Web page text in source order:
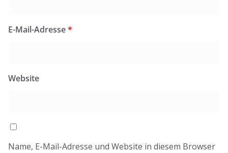
E-Mail-Adresse*
Website
Name, E-Mail-Adresse und Website in diesem Browser